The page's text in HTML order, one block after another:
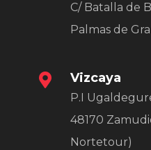
C/ Batalla de
Palmas de
Vizcaya
P.I
48170
Nortetour)